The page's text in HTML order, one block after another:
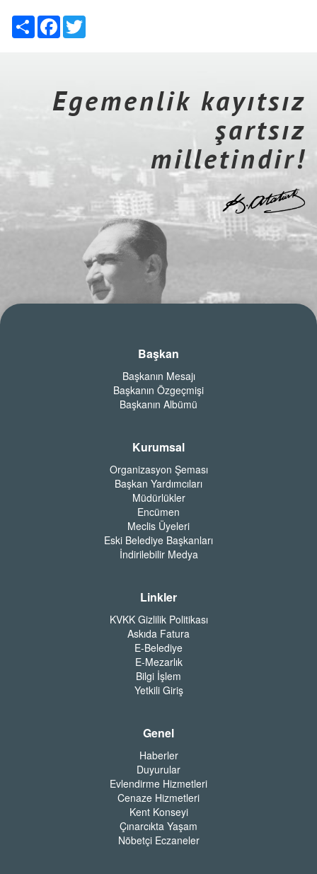
Share Facebook
Egemenlik kayıtsız
şartsız
milletindir!
Başkan
Başkanın Mesajı
Başkanın Özgeçmişi
Başkanın Albümü
Kurumsal
Organizasyon Şeması
Başkan Yardımcıları
Müdürlükler
Encümen
Meclis Üyeleri
Eski Belediye Başkanları
İndirilebilir Medya
Linkler
KVKK Gizlilik Politikası
Askıda Fatura
E-Belediye
E-Mezarlık
Bilgi İşlem
Yetkili Giriş
Genel
Haberler
Duyurular
Evlendirme Hizmetleri
Cenaze Hizmetleri
Kent Konseyi
Çınarcıkta Yaşam
Nöbetçi Eczaneler